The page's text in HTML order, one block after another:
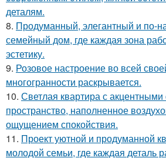
деталям.
8. Продуманный, элегантный и по-
семейный дом, где каждая зона
эстетику.
9. Розовое настроение во всей
многогранности раскрывается.
10. Светлая квартира с
пространство, наполненное
ощущением спокойствия.
11. Проект уютной и продуманной
молодой семьи, где каждая деталь